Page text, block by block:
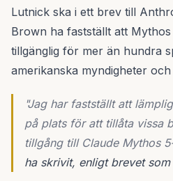
Lutnick ska i ett brev till
Brown ha fastställt att
tillgänglig för mer än hundra
amerikanska myndigheter
"Jag har fastställt att
på plats för att tillåta vissa
tillgång till Claude Mythos
ha skrivit, enligt brevet